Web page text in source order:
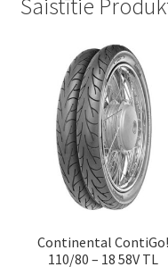
Saistītie
Continental ContiGo!
110/80 – 18 58V TL